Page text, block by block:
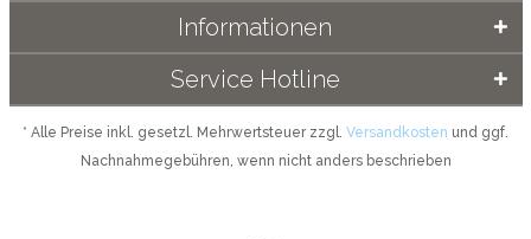
Service Hotline
Informationen
* Alle Preise inkl. gesetzl. Mehrwertsteuer zzgl. Versandkosten und ggf.
Nachnahmegebühren, wenn nicht anders beschrieben